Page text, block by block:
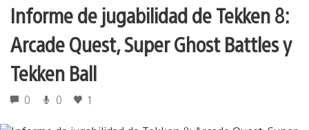
Informe de jugabilidad de Tekken 8:
Arcade Quest, Super Ghost Battles y
Tekken Ball
0 0 1